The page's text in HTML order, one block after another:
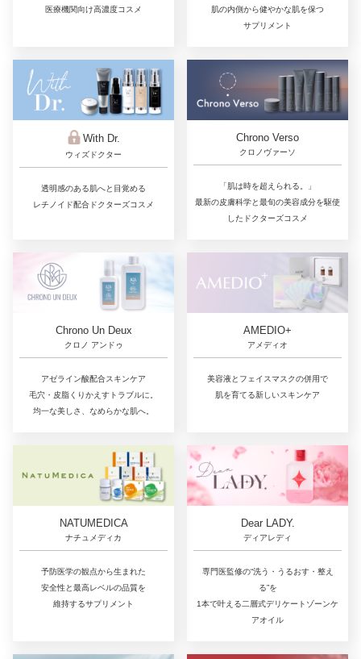
医療機関向け高濃度コスメ
肌の内側から健やかな肌を保つ
サプリメント
With Dr.
ウィズドクター
透明感のある肌へと目覚める
レチノイド配合ドクターズコスメ
Chrono Verso
クロノヴァーソ
「肌は時を超えられる。」
最新の皮膚科学と最旬の美容成分を駆使
したドクターズコスメ
Chrono Un Deux
クロノ アンドゥ
アゼライン酸配合スキンケア
毛穴・皮脂くりかえすトラブルに。
均一な美しさ、なめらかな肌へ。
AMEDIO+
アメディオ
美容液とフェイスマスクの併用で
肌を育てる新しいスキンケア
NATUMEDICA
ナチュメディカ
予防医学の観点から生まれた
安全性と最高レベルの品質を
維持するサプリメント
Dear LADY.
ディアレディ
専門医監修の“洗う・うるおす・整え
る”を
1本で叶える二層式デリケートゾーンケ
アオイル